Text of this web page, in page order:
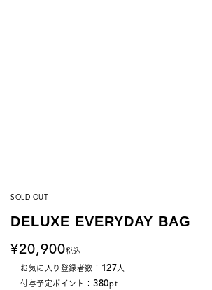
SOLD OUT
DELUXE EVERYDAY BAG
20,900税込
お気に入り登録者数： 127人
付与予定ポイント： 380pt